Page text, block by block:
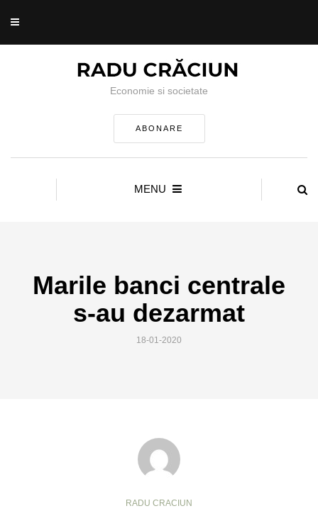
Economie si societate
ABONARE
MENU
Marile banci centrale
s-au dezarmat
18-01-2020
RADU CRACIUN